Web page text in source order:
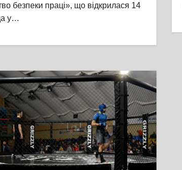
безпеки праці», що відкрилася 14
у…